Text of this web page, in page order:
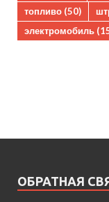
топливо (50)
электромобиль
ОБРАТНАЯ